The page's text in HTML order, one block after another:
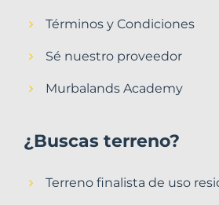
Términos y Condiciones
Sé nuestro proveedor
Murbalands Academy
¿Buscas terreno?
Terreno finalista de uso